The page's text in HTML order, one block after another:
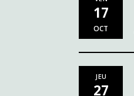
17
OCT
JEU
27